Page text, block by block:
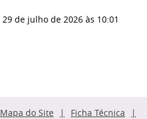
29 de julho de 2026 às 10:01
Mapa do Site
Ficha Técnica